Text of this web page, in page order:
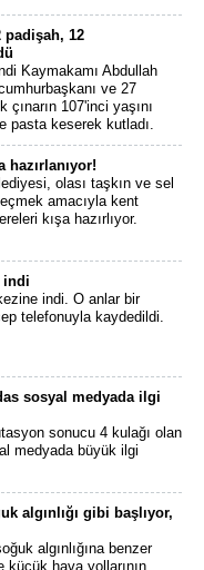
padişah, 12
Kaymakamı Abdullah
ve 27
çınarın 107'inci yaşını
pasta keserek kutladı.
hazırlanıyor!
olası taşkın ve sel
amacıyla kent
kışa hazırlıyor.
indi
indi. O anlar bir
telefonuyla kaydedildi.
sosyal medyada ilgi
sonucu 4 kulağı olan
medyada büyük ilgi
algınlığı gibi başlıyor,
algınlığına benzer
küçük hava yollarının